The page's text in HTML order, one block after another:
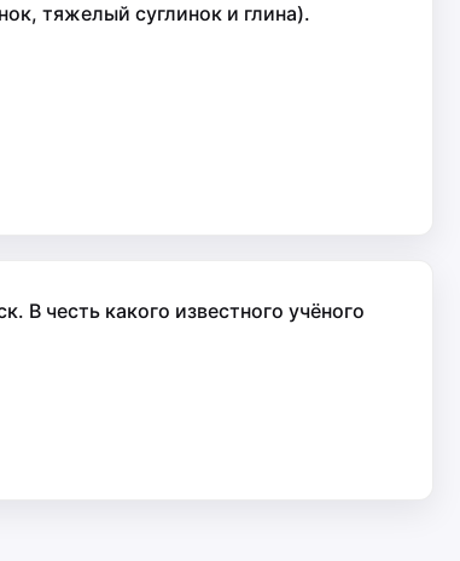
тяжелый суглинок и глина).
В честь какого известного учёного